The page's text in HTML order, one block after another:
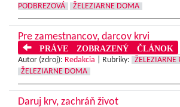
PODBREZOVÁ
ŽELEZIARNE DOMA
Pre zamestnancov, darcov krvi
PRÁVE ZOBRAZENÝ ČLÁNOK
Autor (zdroj): Redakcia Rubriky:
ŽELEZIARNE
ŽELEZIARNE DOMA
Daruj krv, zachráň život